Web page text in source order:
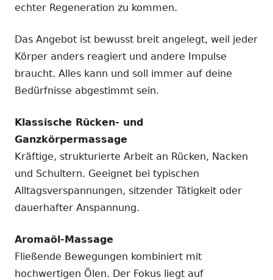
echter Regeneration zu kommen.
Das Angebot ist bewusst breit angelegt, weil jeder
Körper anders reagiert und andere Impulse
braucht. Alles kann und soll immer auf deine
Bedürfnisse abgestimmt sein.
Klassische Rücken- und
Ganzkörpermassage
Kräftige, strukturierte Arbeit an Rücken, Nacken
und Schultern. Geeignet bei typischen
Alltagsverspannungen, sitzender Tätigkeit oder
dauerhafter Anspannung.
Aromaöl-Massage
Fließende Bewegungen kombiniert mit
hochwertigen Ölen. Der Fokus liegt auf